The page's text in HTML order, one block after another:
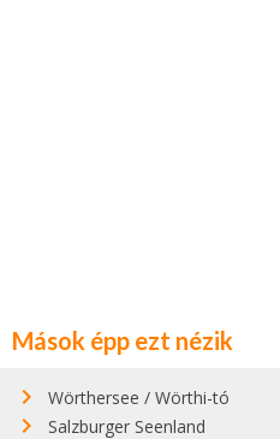
Mások épp ezt nézik
Wörthersee / Wörthi-tó
Salzburger Seenland